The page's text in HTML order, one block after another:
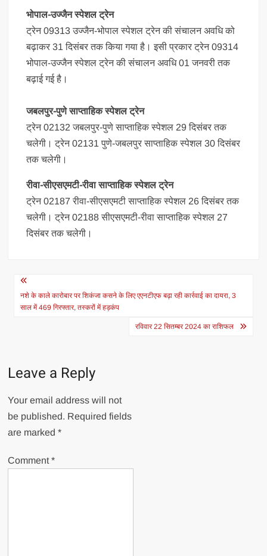
भोपाल-उज्जैन स्पेशल ट्रेन
ट्रेन 09313 उज्जैन-भोपाल स्पेशल ट्रेन की संचालन अवधि को
बढ़ाकर 31 दिसंबर तक किया गया है। इसी प्रकार ट्रेन 09314
भोपाल-उज्जैन स्पेशल ट्रेन की संचालन अवधि 01 जनवरी तक
बढ़ाई गई है।
जबलपुर-पुणे साप्ताहिक स्पेशल ट्रेन
ट्रेन 02132 जबलपुर-पुणे साप्ताहिक स्पेशल 29 दिसंबर तक
चलेगी। ट्रेन 02131 पुणे-जबलपुर साप्ताहिक स्पेशल 30 दिसंबर
तक चलेगी।
रीवा-सीएसएमटी-रीवा साप्ताहिक स्पेशल ट्रेन
ट्रेन 02187 रीवा-सीएसएमटी साप्ताहिक स्पेशल 26 दिसंबर तक
चलेगी। ट्रेन 02188 सीएसएमटी-रीवा साप्ताहिक स्पेशल 27
दिसंबर तक चलेगी।
Post
navigation
नशे के काले कारोबार पर शिकंजा कसने के लिए एएनटीएफ बढ़ा रही कार्रवाई का दायरा, 3
साल में 469 गिरफ्तार, तस्करों में हड़कंप
रविवार 22 सितम्बर 2024 का राशिफल
Leave a Reply
Your email address will not
be published. Required fields
are marked*
Comment*